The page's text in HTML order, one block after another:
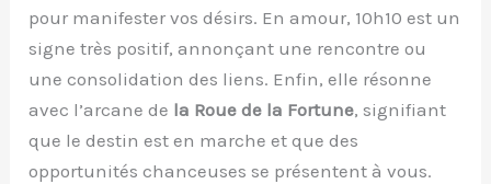
pour manifester vos désirs. En amour, 10h10 est un
signe très positif, annonçant une rencontre ou
une consolidation des liens. Enfin, elle résonne
avec l’arcane de la Roue de la Fortune, signifiant
que le destin est en marche et que des
opportunités chanceuses se présentent à vous.